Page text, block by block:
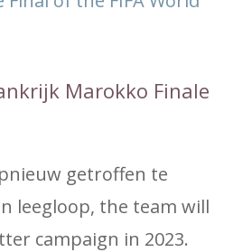
Marokko Finale
getroffen te
leegloop, the team will
campaign in 2023.